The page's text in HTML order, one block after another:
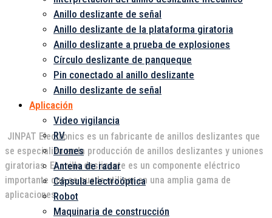
Anillo deslizante de señal
Anillo deslizante de la plataforma giratoria
Anillo deslizante a prueba de explosiones
Círculo deslizante de panqueque
Pin conectado al anillo deslizante
Anillo deslizante de señal
Aplicación
Video vigilancia
RV
Drones
Antena de radar
Cápsula electroóptica
Robot
Maquinaria de construcción
JINPAT Electronics es un fabricante de anillos deslizantes que
se especializa en la producción de anillos deslizantes y uniones
giratorias. El anillo deslizante es un componente eléctrico
importante que se puede utilizar en una amplia gama de
aplicaciones.